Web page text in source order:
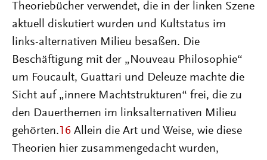
Theoriebücher verwendet, die in der linken Szene
aktuell diskutiert wurden und Kultstatus im
links-alternativen Milieu besaßen. Die
Beschäftigung mit der „Nouveau Philosophie“
um Foucault, Guattari und Deleuze machte die
Sicht auf „innere Machtstrukturen“ frei, die zu
den Dauerthemen im linksalternativen Milieu
gehörten. 16 Allein die Art und Weise, wie diese
Theorien hier zusammengedacht wurden,